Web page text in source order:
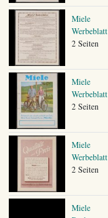
Miele
Werbeblatt
2 Seiten
Miele
Werbeblatt
2 Seiten
Miele
Werbeblatt
2 Seiten
Miele